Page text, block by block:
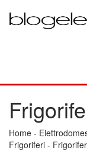
Home -
Frigoriferi -